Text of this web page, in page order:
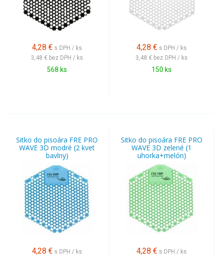
4,28 € s DPH / ks
3,48 € bez DPH / ks
568 ks
4,28 € s DPH / ks
3,48 € bez DPH / ks
150 ks
Sitko do pisoára FRE PRO
WAVE 3D modré (2 kvet
bavlny)
4,28 € s DPH / ks
Sitko do pisoára FRE PRO
WAVE 3D zelené (1
uhorka+melón)
4,28 € s DPH / ks